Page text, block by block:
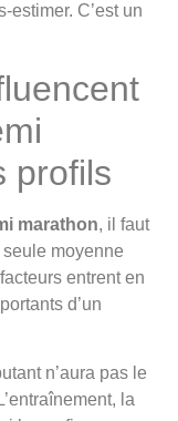
estimer. C’est un
profils
marathon, il faut
moyenne
entrent en
d’un
n’aura pas le
la